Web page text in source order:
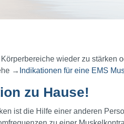
wieder zu stärken
→ Indikationen für eine EMS
zu Hause!
ist die Hilfe einer anderen